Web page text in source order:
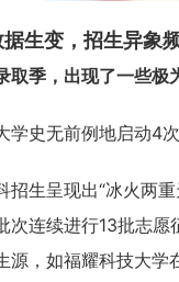
生变，招生异象
取季，出现了一些极
学史无前例地启动4
招生呈现出“冰火两
次连续进行13批志
源，如福耀科技大学